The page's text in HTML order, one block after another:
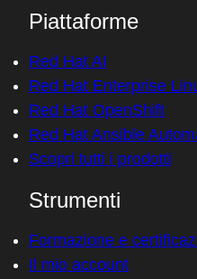
Piattaforme
Red Hat AI
Red Hat Enterprise
Red Hat OpenShift
Red Hat Ansible
Scopri tutti i prodotti
Strumenti
Formazione e
Il mio account